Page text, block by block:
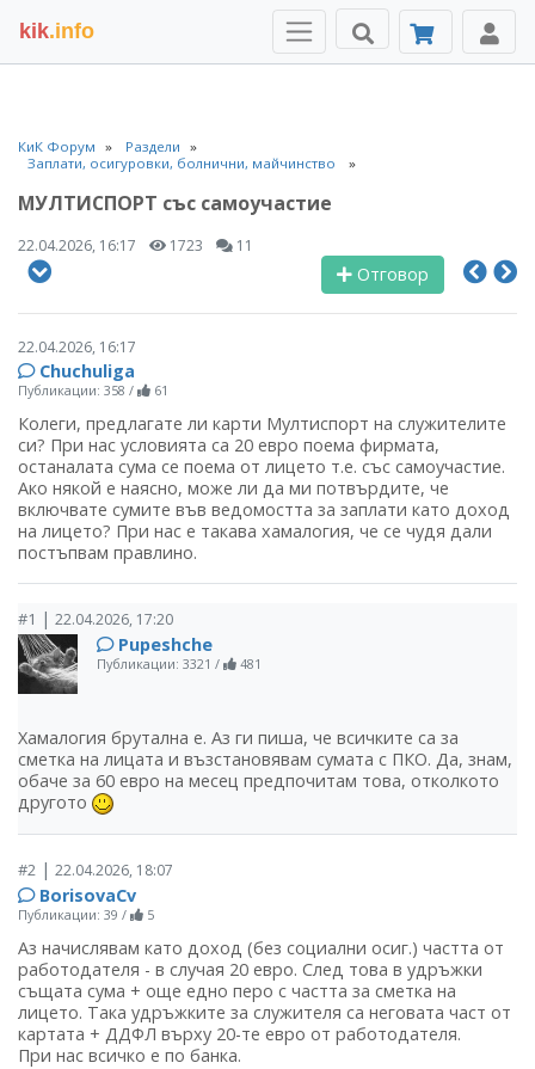
kik.info
КиК Форум
Раздели
Заплати, осигуровки, болнични, майчинство
МУЛТИСПОРТ със самоучастие
22.04.2026, 16:17 1723 11
Отговор
22.04.2026, 16:17
Chuchuliga
Публикации: 358 / 61
Колеги, предлагате ли карти Мултиспорт на служителите
си? При нас условията са 20 евро поема фирмата,
останалата сума се поема от лицето т.е. със самоучастие.
Ако някой е наясно, може ли да ми потвърдите, че
включвате сумите във ведомостта за заплати като доход
на лицето? При нас е такава хамалогия, че се чудя дали
постъпвам правлино.
#1 | 22.04.2026, 17:20
Pupeshche
Публикации: 3321 / 481
Хамалогия брутална е. Аз ги пиша, че всичките са за
сметка на лицата и възстановявам сумата с ПКО. Да, знам,
обаче за 60 евро на месец предпочитам това, отколкото
другото
#2 | 22.04.2026, 18:07
BorisovaCv
Публикации: 39 / 5
Аз начислявам като доход (без социални осиг.) частта от
работодателя - в случая 20 евро. След това в удръжки
същата сума + още едно перо с частта за сметка на
лицето. Така удръжките за служителя са неговата част от
картата + ДДФЛ върху 20-те евро от работодателя.
При нас всичко е по банка.